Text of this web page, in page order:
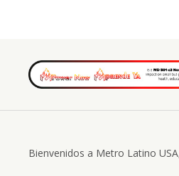
Bienvenidos a Metro Latino